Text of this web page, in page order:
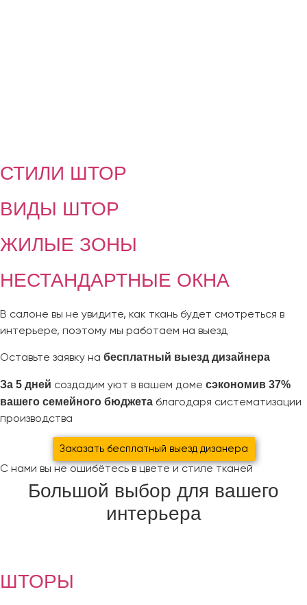
СТИЛИ ШТОР
ВИДЫ ШТОР
ЖИЛЫЕ ЗОНЫ
НЕСТАНДАРТНЫЕ ОКНА
В салоне вы не увидите, как ткань будет смотреться в
интерьере, поэтому мы работаем на выезд
Оставьте заявку на бесплатный выезд дизайнера
За 5 дней создадим уют в вашем доме сэкономив 37%
вашего семейного бюджета благодаря систематизации
производства
Заказать бесплатный выезд дизанера
С нами вы не ошибётесь в цвете и стиле тканей
Большой выбор для вашего
интерьера
ШТОРЫ